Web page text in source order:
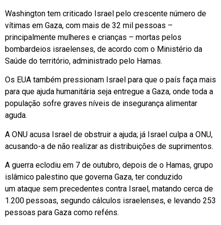
Washington tem criticado Israel pelo crescente número de
vítimas em Gaza, com mais de 32 mil pessoas –
principalmente mulheres e crianças – mortas pelos
bombardeios israelenses, de acordo com o Ministério da
Saúde do território, administrado pelo Hamas.
Os EUA também pressionam Israel para que o país faça mais
para que ajuda humanitária seja entregue a Gaza, onde toda a
população sofre graves níveis de insegurança alimentar
aguda.
A ONU acusa Israel de obstruir a ajuda; já Israel culpa a ONU,
acusando-a de não realizar as distribuições de suprimentos.
A guerra eclodiu em 7 de outubro, depois de o Hamas, grupo
islâmico palestino que governa Gaza, ter conduzido
um ataque sem precedentes contra Israel, matando cerca de
1.200 pessoas, segundo cálculos israelenses, e levando 253
pessoas para Gaza como reféns.